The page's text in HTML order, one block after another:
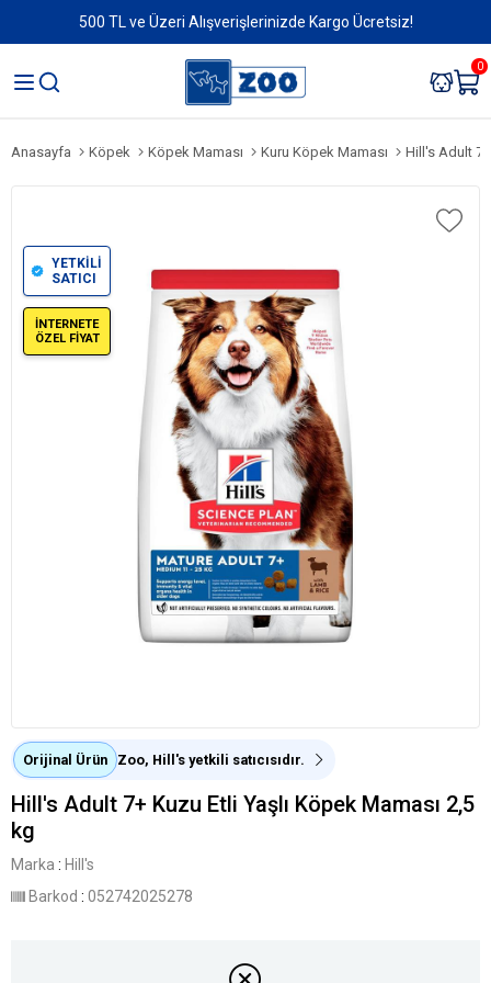
500 TL ve Üzeri Alışverişlerinizde Kargo Ücretsiz!
0
Anasayfa Köpek Köpek Maması Kuru Köpek Maması Hill's Adult
YETKİLİ
SATICI
İNTERNETE
ÖZEL FİYAT
Orijinal Ürün Zoo, Hill's yetkili satıcısıdır.
Hill's Adult 7+ Kuzu Etli Yaşlı Köpek Maması 2,5
kg
Marka : Hill's
Barkod : 052742025278